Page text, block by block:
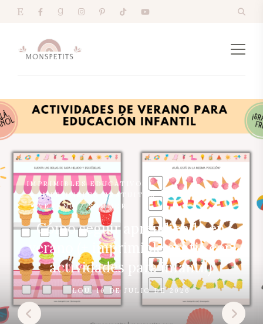
IMPRIMIBLES EDUCATIVOS
IMPRIMIBLES GRATUITOS
VERANO / SUMMER
Cómo seguir aprendiendo en
verano (+ imprimible gratis con
actividades para infantil)
LOU 10 DE JULIO DE 2026